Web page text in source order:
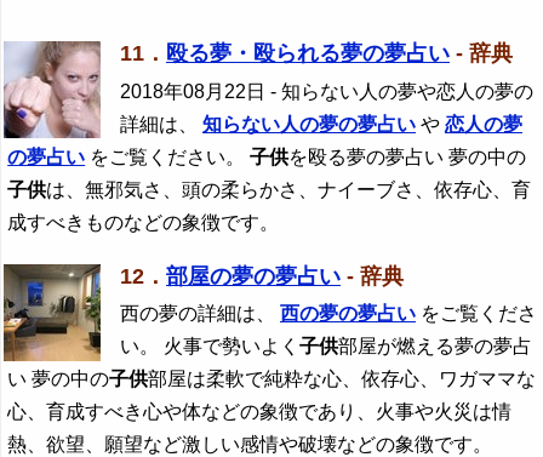
11． 殴る夢・殴られる夢の夢占い - 辞典
2018年08月22日 - 知らない人の夢や恋人の夢の
詳細は、 知らない人の夢の夢占い や 恋人の夢
の夢占い をご覧ください。子供を殴る夢の夢占い 夢の中の
子供は、無邪気さ、頭の柔らかさ、ナイーブさ、依存心、育
成すべきものなどの象徴です。
12． 部屋の夢の夢占い - 辞典
西の夢の詳細は、 西の夢の夢占い をご覧くださ
い。 火事で勢いよく 子供部屋が燃える夢の夢占
い 夢の中の子供部屋は柔軟で純粋な心、依存心、ワガママな
心、育成すべき心や体などの象徴であり、火事や火災は情
熱、欲望、願望など激しい感情や破壊などの象徴です。